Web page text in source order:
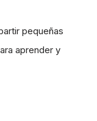
pequeñas
aprender y